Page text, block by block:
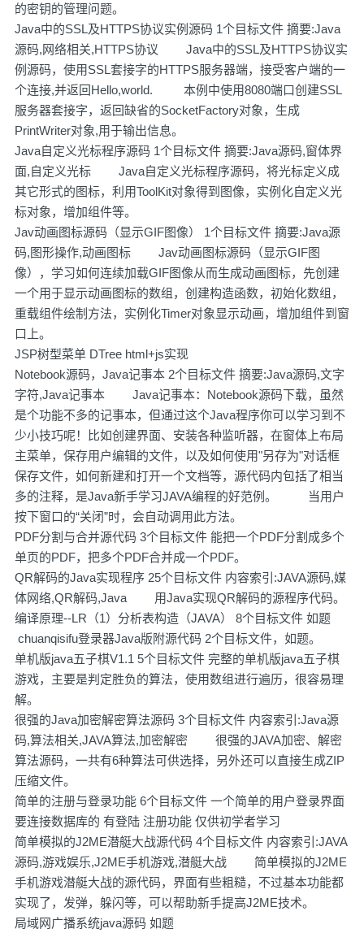
的密钥的管理问题。
Java中的SSL及HTTPS协议实例源码 1个目标文件 摘要:Java
源码,网络相关,HTTPS协议 Java中的SSL及HTTPS协议实
例源码，使用SSL套接字的HTTPS服务器端，接受客户端的一
个连接,并返回Hello,world. 本例中使用8080端口创建SSL
服务器套接字，返回缺省的SocketFactory对象，生成
PrintWriter对象,用于输出信息。
Java自定义光标程序源码 1个目标文件 摘要:Java源码,窗体界
面,自定义光标 Java自定义光标程序源码，将光标定义成
其它形式的图标，利用ToolKit对象得到图像，实例化自定义光
标对象，增加组件等。
Jav动画图标源码（显示GIF图像） 1个目标文件 摘要:Java源
码,图形操作,动画图标 Jav动画图标源码（显示GIF图
像），学习如何连续加载GIF图像从而生成动画图标，先创建
一个用于显示动画图标的数组，创建构造函数，初始化数组，
重载组件绘制方法，实例化Timer对象显示动画，增加组件到窗
口上。
JSP树型菜单 DTree html+js实现
Notebook源码，Java记事本 2个目标文件 摘要:Java源码,文字
字符,Java记事本 Java记事本：Notebook源码下载，虽然
是个功能不多的记事本，但通过这个Java程序你可以学习到不
少小技巧呢！比如创建界面、安装各种监听器，在窗体上布局
主菜单，保存用户编辑的文件，以及如何使用"另存为"对话框
保存文件，如何新建和打开一个文档等，源代码内包括了相当
多的注释，是Java新手学习JAVA编程的好范例。 当用户
按下窗口的“关闭”时，会自动调用此方法。
PDF分割与合并源代码 3个目标文件 能把一个PDF分割成多个
单页的PDF，把多个PDF合并成一个PDF。
QR解码的Java实现程序 25个目标文件 内容索引:JAVA源码,媒
体网络,QR解码,Java 用Java实现QR解码的源程序代码。
编译原理--LR（1）分析表构造（JAVA） 8个目标文件 如题
chuanqisifu登录器Java版附源代码 2个目标文件，如题。
单机版java五子棋V1.1 5个目标文件 完整的单机版java五子棋
游戏，主要是判定胜负的算法，使用数组进行遍历，很容易理
解。
很强的Java加密解密算法源码 3个目标文件 内容索引:Java源
码,算法相关,JAVA算法,加密解密 很强的JAVA加密、解密
算法源码，一共有6种算法可供选择，另外还可以直接生成ZIP
压缩文件。
简单的注册与登录功能 6个目标文件 一个简单的用户登录界面
要连接数据库的 有登陆 注册功能 仅供初学者学习
简单模拟的J2ME潜艇大战源代码 4个目标文件 内容索引:JAVA
源码,游戏娱乐,J2ME手机游戏,潜艇大战 简单模拟的J2ME
手机游戏潜艇大战的源代码，界面有些粗糙，不过基本功能都
实现了，发弹，躲闪等，可以帮助新手提高J2ME技术。
局域网广播系统java源码 如题